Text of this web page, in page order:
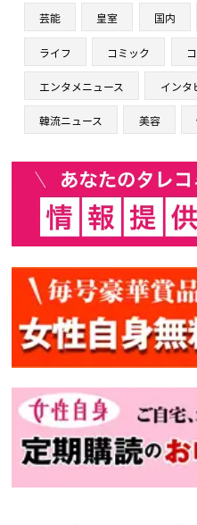
芸能 皇室 国内
ライフ コミック
エンタメニュース インタ
韓流ニュース 美容